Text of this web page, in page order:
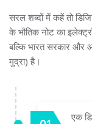
सरल शब्दों में कहें तो
के भौतिक नोट का
बल्कि भारत सरकार और
मुद्रा) है।
एक